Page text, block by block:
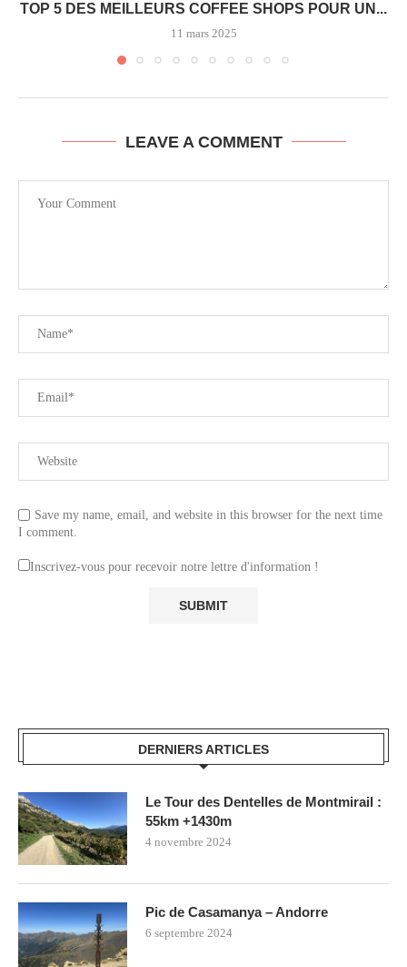
TOP 5 DES MEILLEURS COFFEE SHOPS POUR UN...
11 mars 2025
LEAVE A COMMENT
Save my name, email, and website in this browser for the next time
I comment.
Inscrivez-vous pour recevoir notre lettre d'information !
DERNIERS ARTICLES
Le Tour des Dentelles de Montmirail :
55km +1430m
4 novembre 2024
Pic de Casamanya – Andorre
6 septembre 2024